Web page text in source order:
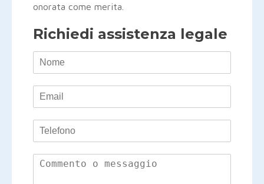
onorata come merita.
Richiedi assistenza legale